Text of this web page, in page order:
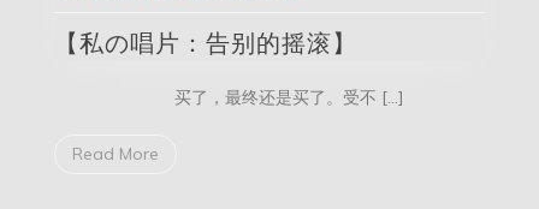
告
别
摇
【私の唱片：告别的摇滚】
买了，最终还是买了。受不 […]
Read More